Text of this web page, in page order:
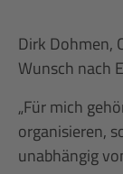
Dirk Dohmen,
Wunsch nach
„Für mich
organisieren,
unabhängig